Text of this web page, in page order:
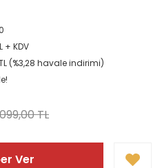
+ KDV
(%3,28 havale indirimi)
TL
Ver